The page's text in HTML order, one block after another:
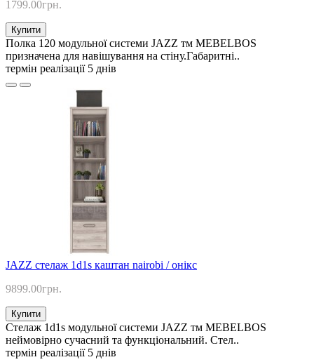
1799.00грн.
Купити
Полка 120 модульної системи JAZZ тм MEBELBOS
призначена для навішування на стіну.Габаритні..
термін реалізації 5 днів
JAZZ стелаж 1d1s каштан nairobi / онікс
9899.00грн.
Купити
Стелаж 1d1s модульної системи JAZZ тм MEBELBOS
неймовірно сучасний та функціональний. Стел..
термін реалізації 5 днів